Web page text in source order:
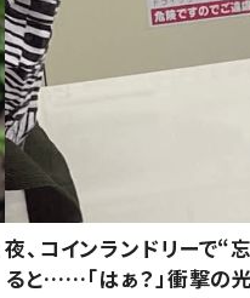
夜、コインランドリーで“
ると……「はぁ？」衝撃の光